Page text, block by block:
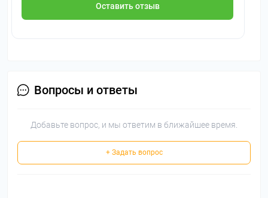
Оставить отзыв
Вопросы и ответы
Добавьте вопрос, и мы ответим в ближайшее время.
+ Задать вопрос